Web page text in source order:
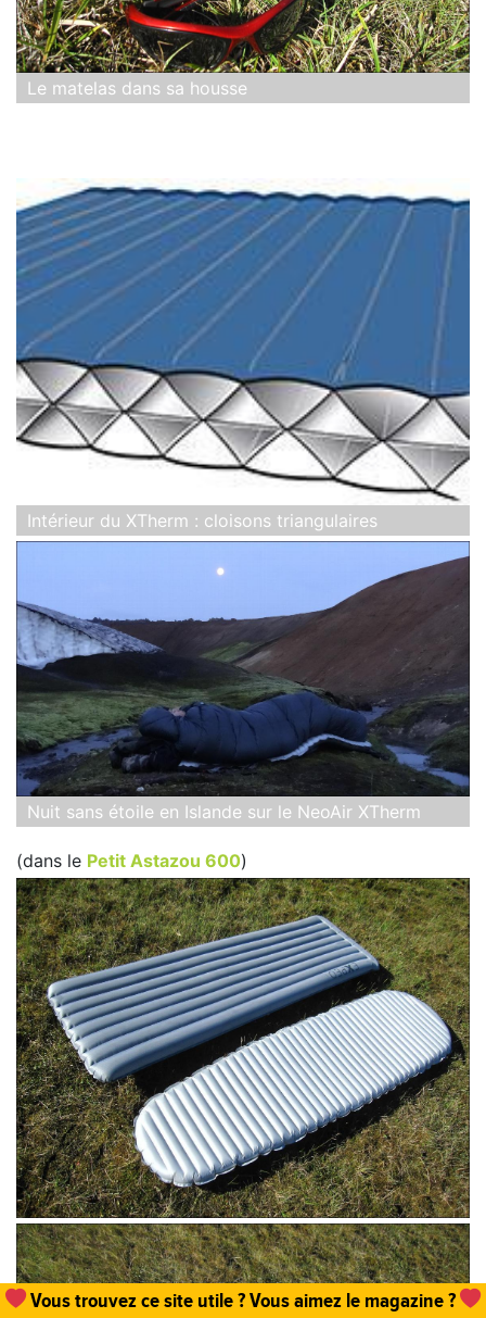
Le matelas dans sa housse
Intérieur du XTherm : cloisons triangulaires
Nuit sans étoile en Islande sur le NeoAir XTherm
(dans le Petit Astazou 600)
Vous trouvez ce site utile ? Vous aimez le magazine ?